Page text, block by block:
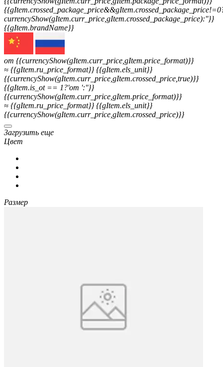
currencyShow(gItem.curr_price,gItem.crossed_package_price):''}}
{{gItem.brandName}}
от {{currencyShow(gItem.curr_price,gItem.price_format)}}
≈ {{gItem.ru_price_format}} {{gItem.els_unit}}
{{currencyShow(gItem.curr_price,gItem.crossed_price,true)}}
{{gItem.is_ot == 1?'от ':''}}
{{currencyShow(gItem.curr_price,gItem.price_format)}}
≈ {{gItem.ru_price_format}} {{gItem.els_unit}}
{{currencyShow(gItem.curr_price,gItem.crossed_price)}}
3агрузить еще
Цвет
Размер